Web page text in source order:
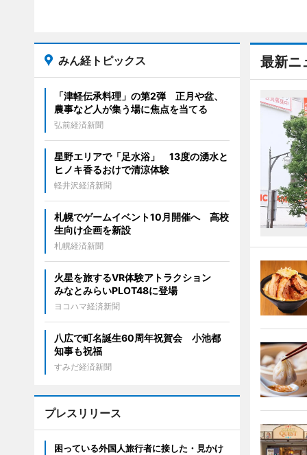
最新ニ
みん経トピックス
「津軽伝承料理」の第2弾 正月や盆、
農事など人が集う場に焦点を当てる
弘前経済新聞
星野エリアで「足水浴」 13度の湧水と
ヒノキ香るおけで清涼体験
軽井沢経済新聞
札幌でゲームイベント10月開催へ 高校
生向け企画を新設
札幌経済新聞
火星を旅するVR体験アトラクション
みなとみらいPLOT48に登場
ヨコハマ経済新聞
八広で町名誕生60周年祝賀会 小池都
知事も祝福
すみだ経済新聞
プレスリリース
困っている外国人旅行者に接した・見かけ